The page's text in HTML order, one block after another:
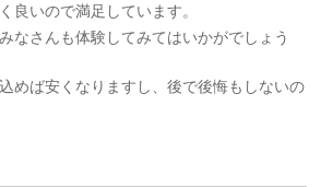
良いので満足しています。
なさんも体験してみてはいかがでしょう
めば安くなりますし、後で後悔もしないの